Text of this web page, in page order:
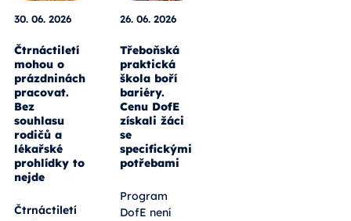
30. 06. 2026
Čtrnáctiletí
mohou o
prázdninách
pracovat.
Bez
souhlasu
rodičů a
lékařské
prohlídky to
nejde
Čtrnáctiletí
26. 06. 2026
Třeboňská
praktická
škola boří
bariéry.
Cenu DofE
získali žáci
se
specifickými
potřebami
Program
DofE není